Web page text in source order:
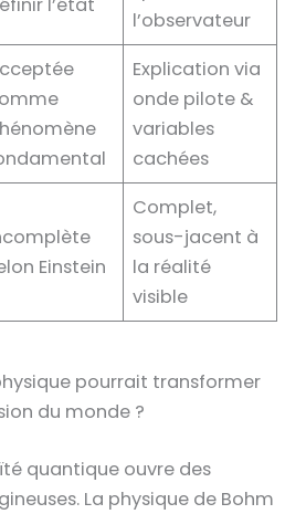
l’observateur
Explication via
onde pilote &
variables
cachées
Einstein
Complet,
sous-jacent à
la réalité
visible
pourrait transformer
du monde ?
quantique ouvre des
La physique de Bohm